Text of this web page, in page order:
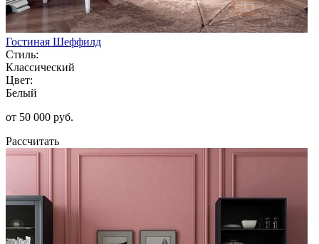
Гостиная Шеффилд
Стиль:
Классический
Цвет:
Белый
от 50 000 руб.
Рассчитать